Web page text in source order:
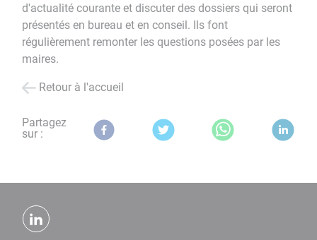
d'actualité courante et discuter des dossiers qui seront
présentés en bureau et en conseil. Ils font
régulièrement remonter les questions posées par les
maires.
Retour à l'accueil
Partagez
sur :